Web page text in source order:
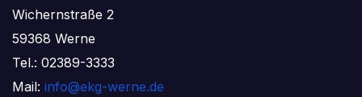
Wichernstraße 2
59368 Werne
Tel.: 02389-3333
Mail: info@ekg-werne.de